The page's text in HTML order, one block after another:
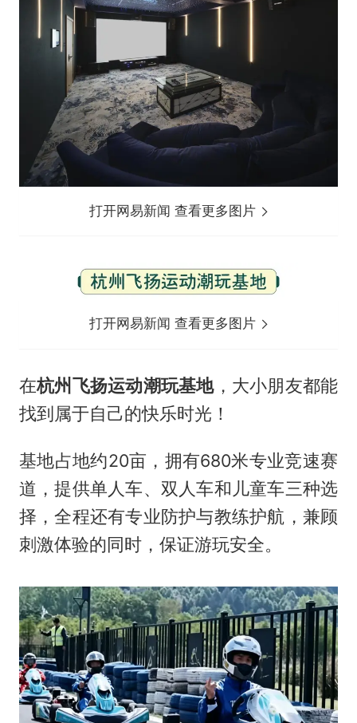
打开网易新闻 查看更多图片
打开网易新闻 查看更多图片
在杭州飞扬运动潮玩基地，大小朋友都能
找到属于自己的快乐时光！
基地占地约20亩，拥有680米专业竞速赛
道，提供单人车、双人车和儿童车三种选
择，全程还有专业防护与教练护航，兼顾
刺激体验的同时，保证游玩安全。